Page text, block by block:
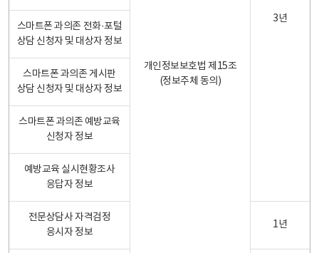
개인정보보호법 제15조
(정보주체 동의)
3년
스마트폰 과의존 전화·포털
상담 신청자 및 대상자 정보
스마트폰 과의존 게시판
상담 신청자 및 대상자 정보
스마트폰 과의존 예방교육
신청자 정보
예방교육 실시현황조사
응답자 정보
전문상담사 자격검정
응시자 정보
1년